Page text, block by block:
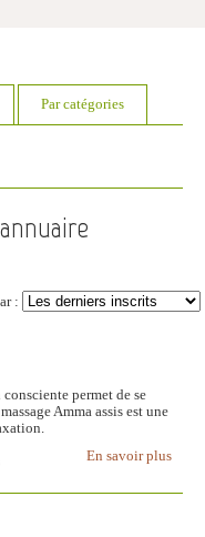
Par catégories
:
permet de se
Amma assis est une
En savoir plus